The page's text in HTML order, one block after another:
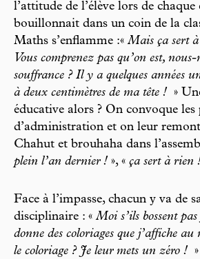
l’attitude de l’élève lors de
bouillonnait dans un coin de la
Maths s’enflamme :«Mais ça sert
Vous comprenez pas qu’on est, nous-
souffrance ? Il y a quelques années
à deux centimètres de ma tête ! »
éducative alors ? On convoque les
d’administration et on leur
Chahut et brouhaha dans
plein l’an dernier ! », « ça sert à rien
Face à l’impasse, chacun y va de
disciplinaire : «Moi s’ils bossent
donne des coloriages que j’affiche
le coloriage ? Je leur mets un zéro !